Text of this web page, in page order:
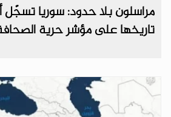
مراسلون بلا حدود: سوريا تسجّل
تاريخها على مؤشر حرية الصحافة